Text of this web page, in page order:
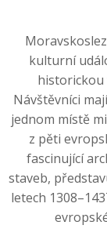
kulturní
historickou
Návštěvníci
jednom místě
z pěti
fascinující
staveb,
letech